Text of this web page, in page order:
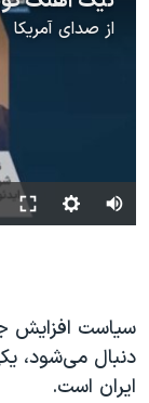
از صدای آمریکا
سیاست افزایش
دنبال می‌شود،
ایران است.